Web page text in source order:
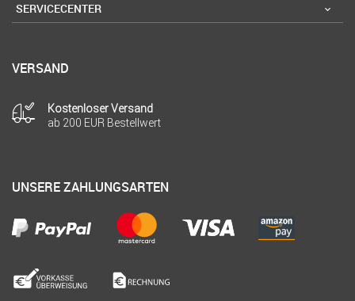
SERVICECENTER
VERSAND
Kostenloser Versand
ab 200 EUR Bestellwert
UNSERE ZAHLUNGSARTEN